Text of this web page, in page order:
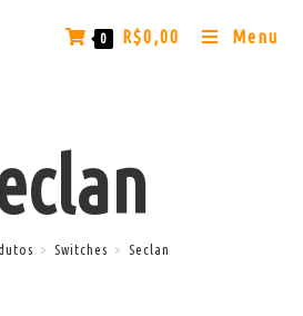
0 R$0,00 Menu
> Switches > Seclan